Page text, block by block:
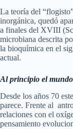
La teoría del
inorgánica, quedó
a finales del XVIII
microbiana descrita
la bioquímica en el
actual.
Al principio el
Desde los años 70
parece. Frente al
relaciones con el
pensamiento